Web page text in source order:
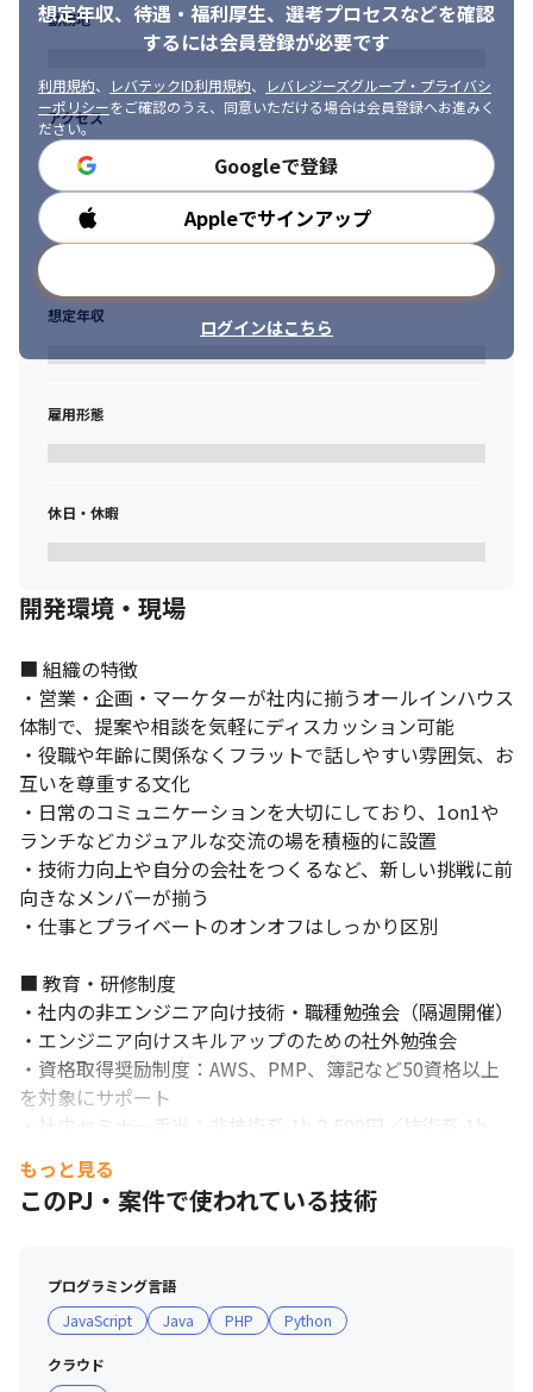
想定年収、待遇・福利厚生、 選考プロセスなどを確認
するには会員登録が必要です
利用規約、 レバテックID利用規約、
レバレジーズグループ・プライバシ
ーポリシーをご確認のうえ、同意いただける場合は会員登録へお進みく
ださい。
Googleで登録
Appleでサインアップ
ログインはこちら
勤務地
アクセス
勤務時間
想定年収
雇用形態
休日・休暇
開発環境・現場
■ 組織の特徴
・営業・企画・マーケターが社内に揃うオールインハウス
体制で、提案や相談を気軽にディスカッション可能
・役職や年齢に関係なくフラットで話しやすい雰囲気、お
互いを尊重する文化
・日常のコミュニケーションを大切にしており、1on1や
ランチなどカジュアルな交流の場を積極的に設置
・技術力向上や自分の会社をつくるなど、新しい挑戦に前
向きなメンバーが揃う
・仕事とプライベートのオンオフはしっかり区別
■ 教育・研修制度
・社内の非エンジニア向け技術・職種勉強会（隔週開催）
・エンジニア向けスキルアップのための社外勉強会
・資格取得奨励制度：AWS、PMP、簿記など50資格以上
を対象にサポート
・社内セミナー手当：非技術系 1h 2,500円／技術系 1h
3,500円
・成長を記録する指数（G-Point）：セミナー参加・実
施・資格取得でポイント付与、受験費用やオンラインコー
もっと見る
このPJ・案件で使われている技術
プログラミング言語
JavaScript
Java PHP Python
クラウド